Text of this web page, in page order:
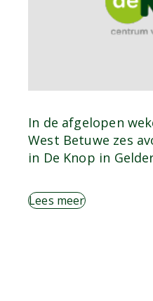
In de afgelopen
West Betuwe zes
in De Knop in
Lees meer